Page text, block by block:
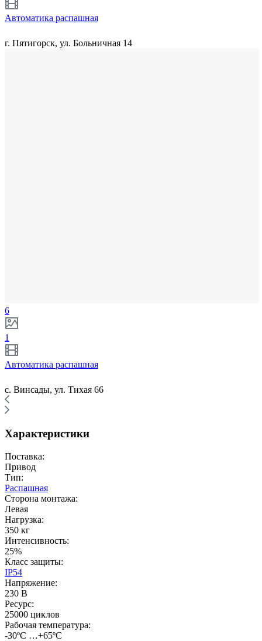
Автоматика распашная
г. Пятигорск, ул. Больничная 14
6
1
Автоматика распашная
с. Винсады, ул. Тихая 66
Характеристики
Поставка:
Привод
Тип:
Распашная
Сторона монтажа:
Левая
Нагрузка:
350 кг
Интенсивность:
25%
Класс защиты:
IP54
Напряжение:
230 В
Ресурс:
25000 циклов
Рабочая температура:
-30ºС …+65ºС